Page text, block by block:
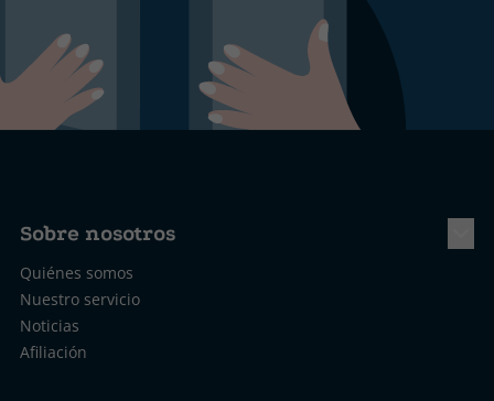
Sobre nosotros
Quiénes somos
Nuestro servicio
Noticias
Afiliación